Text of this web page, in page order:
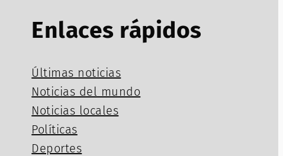
Enlaces rápidos
Últimas noticias
Noticias del mundo
Noticias locales
Políticas
Deportes